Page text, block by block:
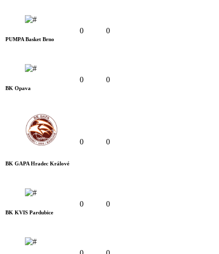
PUMPA Basket Brno
0 0
BK Opava
0 0
BK GAPA Hradec Králové
0 0
BK KVIS Pardubice
0 0